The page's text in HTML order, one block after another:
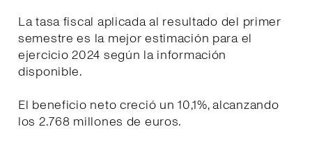
La tasa fiscal aplicada al resultado del primer
semestre es la mejor estimación para el
ejercicio 2024 según la información
disponible.
El beneficio neto creció un 10,1%, alcanzando
los 2.768 millones de euros.